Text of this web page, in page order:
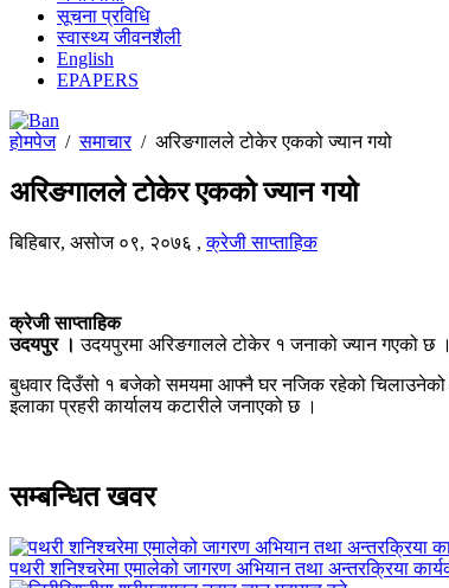
सूचना प्रविधि
स्वास्थ्य जीवनशैली
English
EPAPERS
होमपेज/समाचार/ अरिङगालले टोकेर एकको ज्यान गयो
अरिङगालले टोकेर एकको ज्यान गयो
बिहिबार, असोज ०९, २०७६ ,क्रेजी साप्ताहिक
क्रेजी साप्ताहिक
उदयपुर । उदयपुरमा अरिङगालले टोकेर १ जनाको ज्यान गएको छ ।
बुधवार दिउँसो १ बजेको समयमा आफ्नै घर नजिक रहेको चिलाउनेको
इलाका प्रहरी कार्यालय कटारीले जनाएको छ ।
सम्बन्धित खवर
पथरी शनिश्चरेमा एमालेको जागरण अभियान तथा अन्तरक्रिया